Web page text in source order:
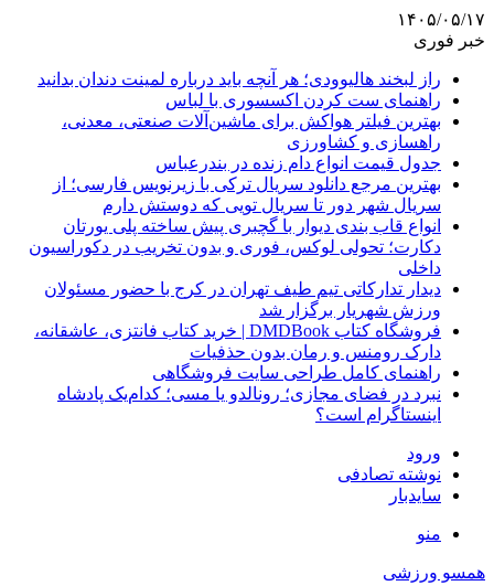
۱۴۰۵/۰۵/۱۷
خبر فوری
راز لبخند هالیوودی؛ هر آنچه باید درباره لمینت دندان بدانید
راهنمای ست کردن اکسسوری با لباس
بهترین فیلتر هواکش برای ماشین‌آلات صنعتی، معدنی،
راهسازی و کشاورزی
جدول قیمت انواع دام زنده در بندرعباس
بهترین مرجع دانلود سریال ترکی با زیرنویس فارسی؛ از
سریال شهر دور تا سریال تویی که دوستش دارم
انواع قاب بندی دیوار با گچبری پیش ساخته پلی یورتان
دکارت؛ تحولی لوکس، فوری و بدون تخریب در دکوراسیون
داخلی
دیدار تدارکاتی تیم طیف تهران در کرج با حضور مسئولان
ورزش شهریار برگزار شد
فروشگاه کتاب DMDBook | خرید کتاب فانتزی، عاشقانه،
دارک رومنس و رمان بدون حذفیات
راهنمای کامل طراحی سایت فروشگاهی
نبرد در فضای مجازی؛ رونالدو یا مسی؛ کدام‌یک پادشاه
اینستاگرام است؟
ورود
نوشته تصادفی
سایدبار
منو
همسو ورزشی